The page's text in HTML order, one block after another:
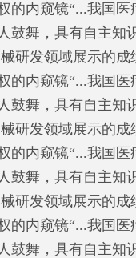
的内窥镜“...我国医
鼓舞，具有自主知
研发领域展示的成
的内窥镜“...我国医
鼓舞，具有自主知
研发领域展示的成
的内窥镜“...我国医
鼓舞，具有自主知
研发领域展示的成
的内窥镜“...我国医
鼓舞，具有自主知